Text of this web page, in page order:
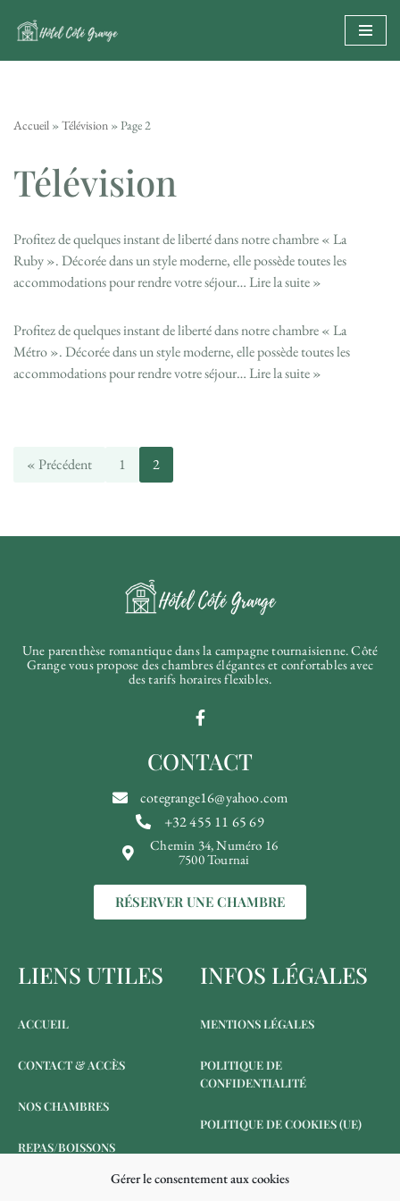
Gérer le consentement aux cookies
Accueil »Télévision »Page 2
Télévision
Profitez de quelques instant de liberté dans notre chambre « La
Ruby ». Décorée dans un style moderne, elle possède toutes les
accommodations pour rendre votre séjour…Lire la suite »
Profitez de quelques instant de liberté dans notre chambre « La
Métro ». Décorée dans un style moderne, elle possède toutes les
accommodations pour rendre votre séjour…Lire la suite »
« Précédent 1 2
Une parenthèse romantique dans la campagne tournaisienne. Côté
Grange vous propose des chambres élégantes et confortables avec
des tarifs horaires flexibles.
CONTACT
cotegrange16@yahoo.com
+32 455 11 65 69
Chemin 34, Numéro 16
7500 Tournai
RÉSERVER UNE CHAMBRE
LIENS UTILES
ACCUEIL
CONTACT & ACCÈS
NOS CHAMBRES
REPAS/BOISSONS
INFOS LÉGALES
MENTIONS LÉGALES
POLITIQUE DE
CONFIDENTIALITÉ
POLITIQUE DE COOKIES (UE)